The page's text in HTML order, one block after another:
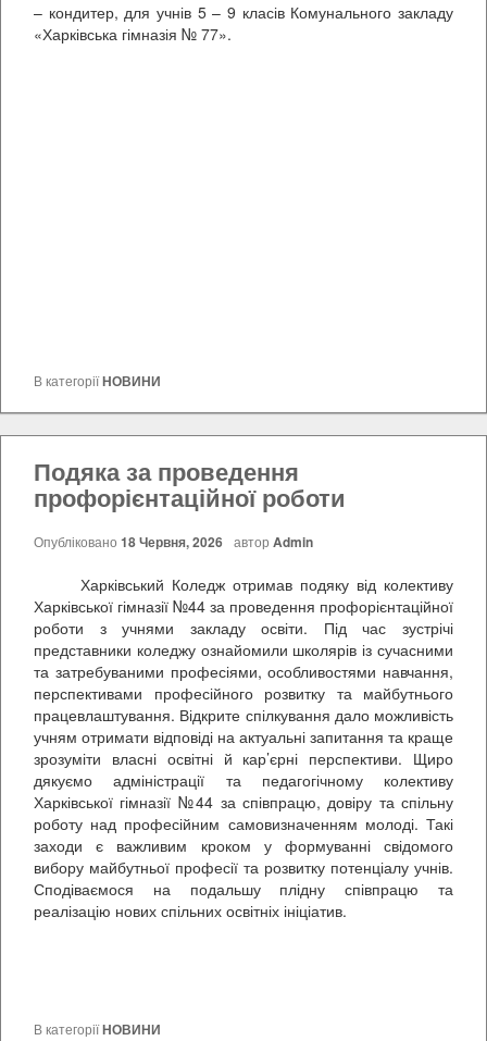
– кондитер, для учнів 5 – 9 класів Комунального закладу
«Харківська гімназія № 77».
В категоріїНОВИНИ
Подяка за проведення
профорієнтаційної роботи
Опубліковано 18 Червня, 2026 автор Admin
Харківський Коледж отримав подяку від колективу
Харківської гімназії №44 за проведення профорієнтаційної
роботи з учнями закладу освіти. Під час зустрічі
представники коледжу ознайомили школярів із сучасними
та затребуваними професіями, особливостями навчання,
перспективами професійного розвитку та майбутнього
працевлаштування. Відкрите спілкування дало можливість
учням отримати відповіді на актуальні запитання та краще
зрозуміти власні освітні й кар’єрні перспективи. Щиро
дякуємо адміністрації та педагогічному колективу
Харківської гімназії №44 за співпрацю, довіру та спільну
роботу над професійним самовизначенням молоді. Такі
заходи є важливим кроком у формуванні свідомого
вибору майбутньої професії та розвитку потенціалу учнів.
Сподіваємося на подальшу плідну співпрацю та
реалізацію нових спільних освітніх ініціатив.
В категоріїНОВИНИ